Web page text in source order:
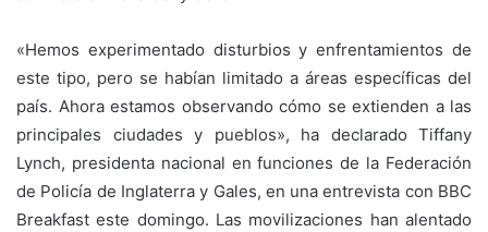
«Hemos experimentado disturbios y enfrentamientos de
este tipo, pero se habían limitado a áreas específicas del
país. Ahora estamos observando cómo se extienden a las
principales ciudades y pueblos», ha declarado Tiffany
Lynch, presidenta nacional en funciones de la Federación
de Policía de Inglaterra y Gales, en una entrevista con BBC
Breakfast este domingo. Las movilizaciones han alentado